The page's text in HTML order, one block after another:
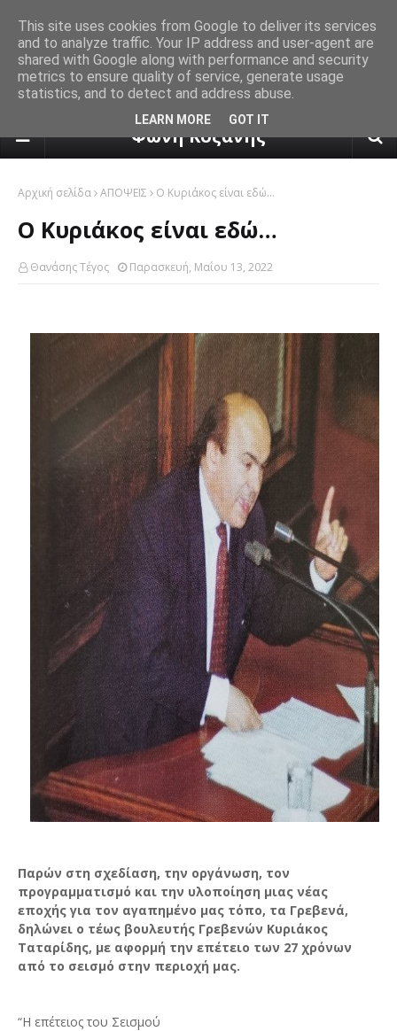
πρόγνωση καιρού από το
Φωνή Κοζάνης
Αρχική σελίδα ΑΠΟΨΕΙΣ Ο Κυριάκος είναι εδώ…
Ο Κυριάκος είναι εδώ…
Θανάσης Τέγος Παρασκευή, Μαΐου 13, 2022
Παρών στη σχεδίαση, την οργάνωση, τον
προγραμματισμό και την υλοποίηση μιας νέας
εποχής για τον αγαπημένο μας τόπο, τα Γρεβενά,
δηλώνει ο τέως βουλευτής Γρεβενών Κυριάκος
Ταταρίδης, με αφορμή την επέτειο των 27 χρόνων
από το σεισμό στην περιοχή μας.
“Η επέτειος του Σεισμού
This site uses cookies from Google to deliver its services
and to analyze traffic. Your IP address and user-agent are
shared with Google along with performance and security
metrics to ensure quality of service, generate usage
statistics, and to detect and address abuse.
LEARN MORE GOT IT